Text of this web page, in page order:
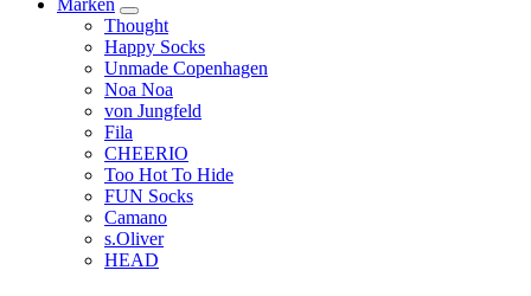
Marken
Thought
Happy Socks
Unmade Copenhagen
Noa Noa
von Jungfeld
Fila
CHEERIO
Too Hot To Hide
FUN Socks
Camano
s.Oliver
HEAD